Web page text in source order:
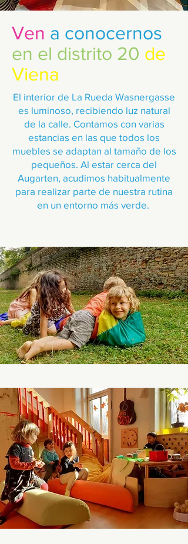
Ven a conocernos
en el distrito 20 de
Viena
El interior de La Rueda Wasnergasse
es luminoso, recibiendo luz natural
de la calle. Contamos con varias
estancias en las que todos los
muebles se adaptan al tamaño de los
pequeños. Al estar cerca del
Augarten, acudimos habitualmente
para realizar parte de nuestra rutina
en un entorno más verde.